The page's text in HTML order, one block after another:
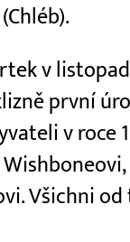
v
první
v roce
Všichni od